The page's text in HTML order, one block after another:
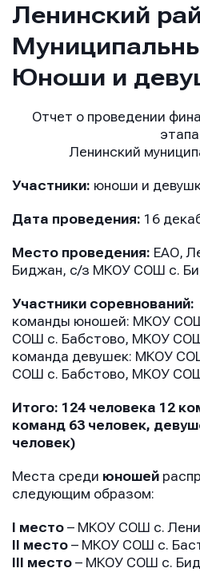
Ленинский
Юноши и
Отчет о проведении
этапа
Ленинский
Участники: юноши и
Дата проведения: 16
Место проведения: ЕАО,
Биджан, с/з МКОУ СОШ с.
Участники соревнований:
команды юношей: МКОУ
СОШ с. Бабстово, МКОУ
команда девушек: МКОУ
СОШ с. Бабстово, МКОУ
Итого: 124 человека 12
команд 63 человек,
человек)
Места среди юношей
следующим образом:
I место – МКОУ СОШ с.
II место – МКОУ СОШ с.
III место – МКОУ СОШ с.